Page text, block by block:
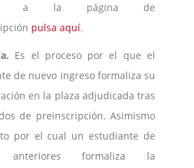
a la página de
pulsa aquí.
Es el proceso por el que el
de nuevo ingreso formaliza su
en la plaza adjudicada tras
de preinscripción. Asimismo
por el cual un estudiante de
anteriores formaliza la